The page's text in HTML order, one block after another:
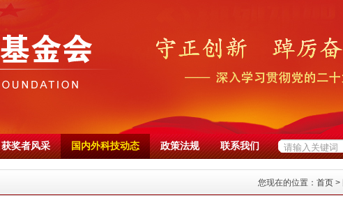
获奖者风采 国内外科技动态 政策法规 联系我们
您现在的位置： 首页>